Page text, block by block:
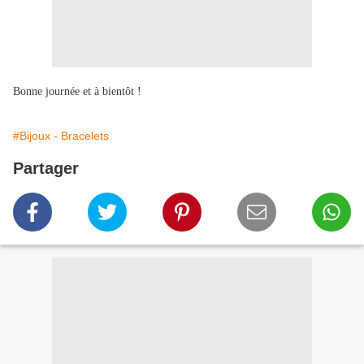
Bonne journée et à bientôt !
#Bijoux - Bracelets
Partager